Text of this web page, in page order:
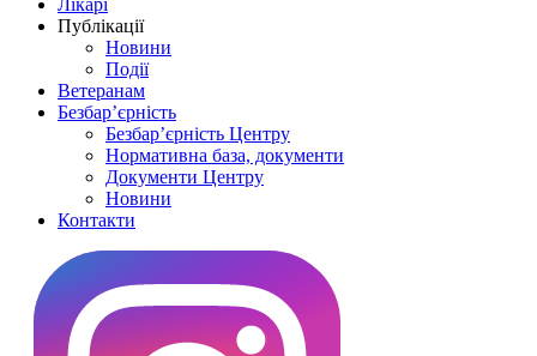
Лікарі
Публікації
Новини
Події
Ветеранам
Безбар’єрність
Безбар’єрність Центру
Нормативна база, документи
Документи Центру
Новини
Контакти